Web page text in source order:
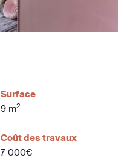
Surface
9 m2
Coût des travaux
7 000€